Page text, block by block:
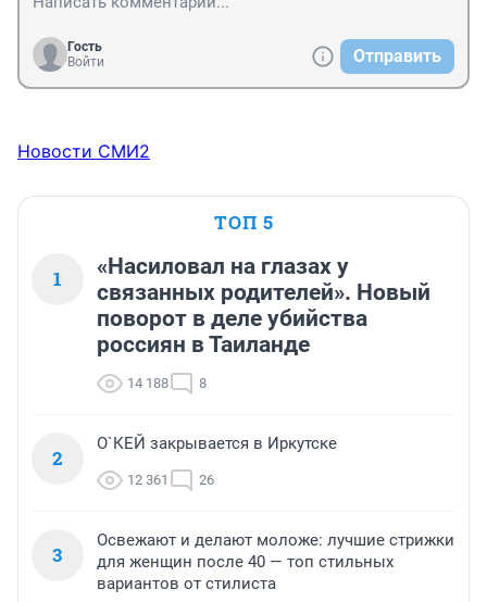
Гость
Войти
Отправить
Новости СМИ2
ТОП 5
1
«Насиловал на глазах у
связанных родителей». Новый
поворот в деле убийства
россиян в Таиланде
14 188 8
2
О`КЕЙ закрывается в Иркутске
12 361 26
3
Освежают и делают моложе: лучшие стрижки
для женщин после 40 — топ стильных
вариантов от стилиста